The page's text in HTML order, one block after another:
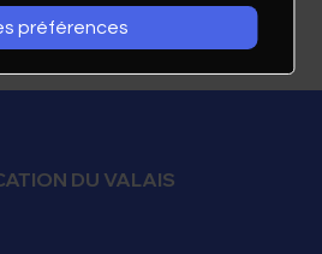
Menetrey
DU VALAIS
préférences